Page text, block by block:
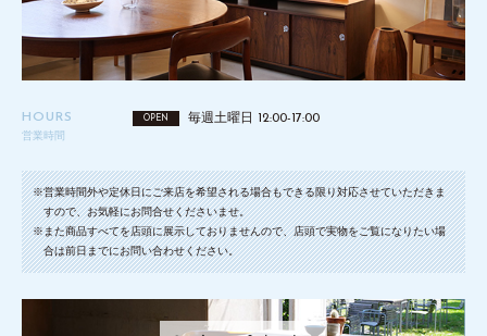
HOURS
営業時間
OPEN 毎週土曜日 12:00-17:00
※営業時間外や定休日にご来店を希望される場合もできる限り対応させていただきま
すので、お気軽にお問合せくださいませ。
※また商品すべてを店頭に展示しておりませんので、店頭で実物をご覧になりたい場
合は前日までにお問い合わせください。